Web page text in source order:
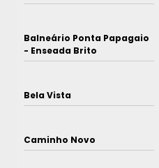
Balneário Ponta Papagaio
- Enseada Brito
Bela Vista
Caminho Novo